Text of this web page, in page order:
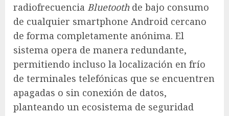
radiofrecuencia Bluetoothde bajo consumo
de cualquier smartphone Android cercano
de forma completamente anónima. El
sistema opera de manera redundante,
permitiendo incluso la localización en frío
de terminales telefónicas que se encuentren
apagadas o sin conexión de datos,
planteando un ecosistema de seguridad